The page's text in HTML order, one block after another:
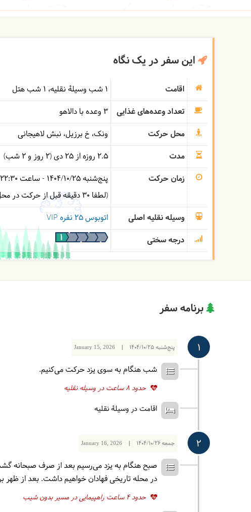
این سفر در یک نگاه
اقامت 1 شب وسیلۀ نقلیه
1 شب هتل
تعداد وعده‌های غذایی
3 وعده با دالاهو
محل حرکت
ونک، خ برزیل، نبش لاهیجانی
مدت
2.5 روزه از 25 دی (2 روز و 2 شب)
زمان حرکت
پنج‌شنبه1404/10/25 - ساعت 22:30
(لطفا 30 دقیقه قبل از حرکت در محل حضور داشته باشید)
وسیله نقلیه اصلی
اتوبوس ۲۵ نفره VIP
درجه سختی
برنامه سفر
1 پنج‌شنبه January 15, 2026 | 1404/10/25
شب هنگام به سوی یزد حرکت می‌کنیم.
حدود 8 ساعت در وسیله نقلیه
اقامت در وسیلۀ نقلیه
2 جمعه January 16, 2026 | 1404/10/26
صبح هنگام به یزد می‌رسیم بعد از صرف صبحانه
در محله تاریخی فهادان خواهیم داشت. بعد از ظهر
حدود 4 ساعت راهپیمایی در مسیر بدون شیب